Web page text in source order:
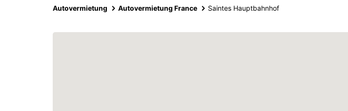
Autovermietung Autovermietung France Saintes Hauptbahnhof